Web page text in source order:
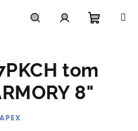
košík
tom
8"